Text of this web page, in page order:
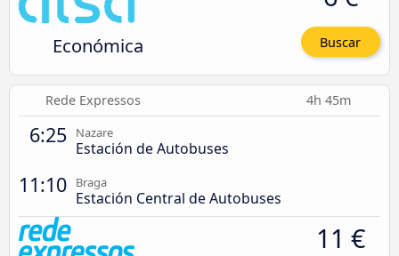
Económica Buscar
Rede Expressos 4h 45m
6:25 Nazare
Estación de Autobuses
11:10 Braga
Estación Central de Autobuses
11 €